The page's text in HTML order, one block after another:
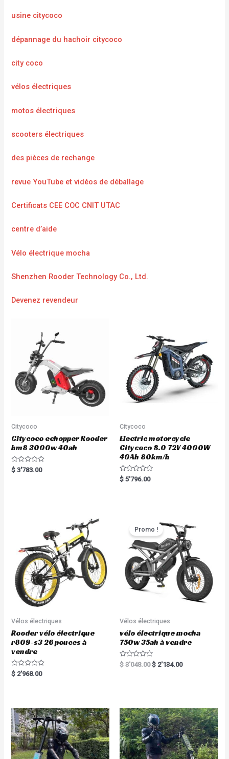
usine citycoco
dépannage du hachoir citycoco
city coco
vélos électriques
motos électriques
scooters électriques
des pièces de rechange
revue YouTube et vidéos de déballage
Certificats CEE COC CNIT UTAC
centre d’aide
Vélo électrique mocha
Shenzhen Rooder Technology Co., Ltd.
Devenez revendeur
Citycoco
Citycoco echopper Rooder
hm8 3000w 40ah
R
a
$ 3'783.00
Citycoco
Electric motorcycle
Citycoco 8.0 72V 4000W
40Ah 80km/h
R
a
$ 5'796.00
Vélos électriques
Rooder vélo électrique
r809-s3 26 pouces à
vendre
R
a
o
u
t
o
f
5
$ 2'968.00
Promo !
Vélos électriques
vélo électrique mocha
750w 35ah à vendre
R
a
t
o
f
5
$3'048.00 $ 2'134.00